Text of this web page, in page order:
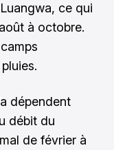
ce qui
à octobre.
dépendent
débit du
de février à